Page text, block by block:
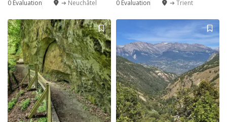
0 Évaluation ➔ Neuchâtel 0 Évaluation ➔ Trient